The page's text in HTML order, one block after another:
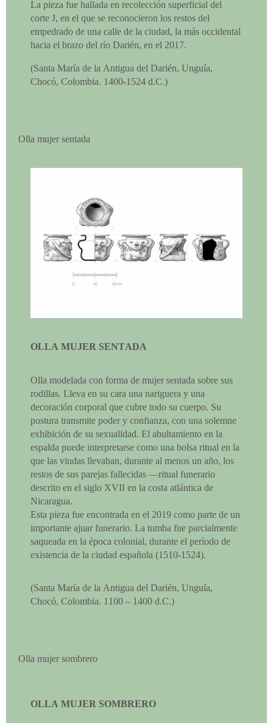
La pieza fue hallada en recolección superficial del
corte J, en el que se reconocieron los restos del
empedrado de una calle de la ciudad, la más occidental
hacia el brazo del río Darién, en el 2017.
(Santa María de la Antigua del Darién, Unguía,
Chocó, Colombia. 1400-1524 d.C.)
Olla mujer sentada
OLLA MUJER SENTADA
Olla modelada con forma de mujer sentada sobre sus
rodillas. Lleva en su cara una nariguera y una
decoración corporal que cubre todo su cuerpo. Su
postura transmite poder y confianza, con una solemne
exhibición de su sexualidad. El abultamiento en la
espalda puede interpretarse como una bolsa ritual en la
que las viudas llevaban, durante al menos un año, los
restos de sus parejas fallecidas —ritual funerario
descrito en el siglo XVII en la costa atlántica de
Nicaragua.
Esta pieza fue encontrada en el 2019 como parte de un
importante ajuar funerario. La tumba fue parcialmente
saqueada en la época colonial, durante el período de
existencia de la ciudad española (1510-1524).
(Santa María de la Antigua del Darién, Unguía,
Chocó, Colombia. 1100 – 1400 d.C.)
Olla mujer sombrero
OLLA MUJER SOMBRERO